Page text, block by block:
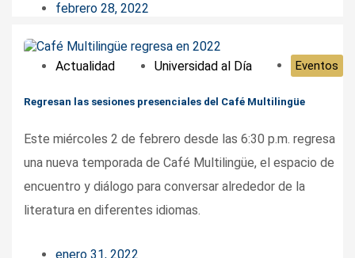
febrero 28, 2022
Actualidad Universidad al Día Eventos
Regresan las sesiones presenciales del Café Multilingüe
Este miércoles 2 de febrero desde las 6:30 p.m. regresa
una nueva temporada de Café Multilingüe, el espacio de
encuentro y diálogo para conversar alrededor de la
literatura en diferentes idiomas.
enero 31, 2022